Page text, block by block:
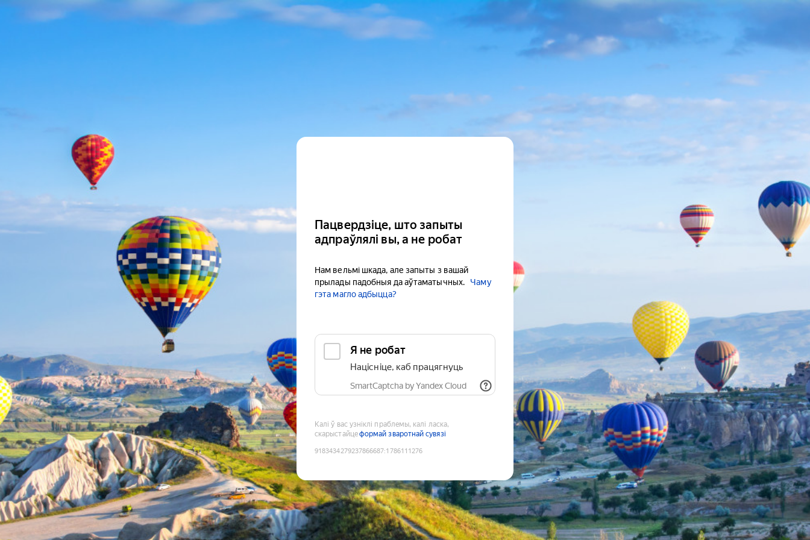
Пацвердзіце, што запыты
адпраўлялі вы, а не робат
Нам вельмі шкада, але запыты з вашай
прылады падобныя да аўтаматычных.
Чаму
гэта магло адбыцца?
Я не робат
Націсніце, каб працягнуць
SmartCaptcha by Yandex Cloud
Калі ў вас узніклі праблемы, калі ласка,
скарыстайцеформай зваротнай сувязі
9183434279237866687:1786111276